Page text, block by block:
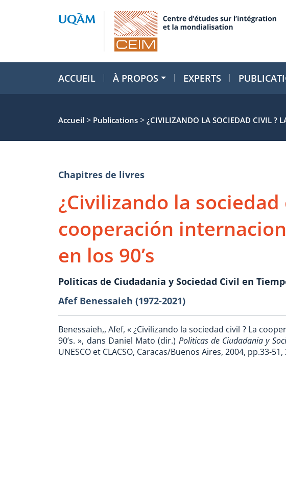
ACCUEIL À PROPOS EXPERTS
Accueil > Publications > ¿CIVILIZANDO LA SOCIEDAD CIVIL ?
Chapitres de livres
¿Civilizando la sociedad
cooperación
en los 90’s
Politicas de Ciudadania y Sociedad Civil en
Afef Benessaieh (1972-2021)
Benessaieh,, Afef, « ¿Civilizando la sociedad civil ? La
90’s. », dans Daniel Mato (dir.) Politicas de Ciudadania y
UNESCO et CLACSO, Caracas/Buenos Aires, 2004, pp.33-51,